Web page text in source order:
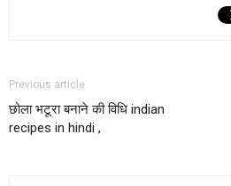
Previous article
छोला भटूरा बनाने की विधि indian
recipes in hindi ,